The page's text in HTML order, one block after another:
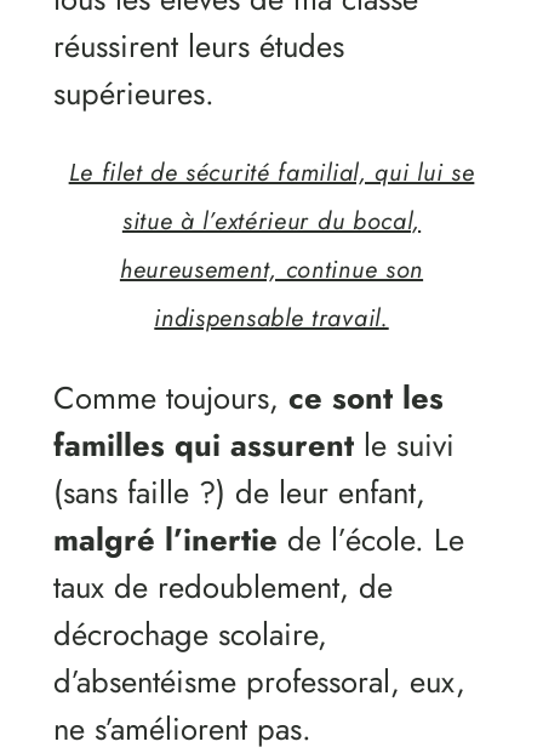
réussirent leurs études
supérieures.
Le filet de sécurité familial, qui lui se
situe à l’extérieur du bocal,
heureusement, continue son
indispensable travail.
Comme toujours, ce sont les
familles qui assurentle suivi
(sans faille ?) de leur enfant,
malgré l’inertie de l’école. Le
taux de redoublement, de
décrochage scolaire,
d’absentéisme professoral, eux,
ne s’améliorent pas.